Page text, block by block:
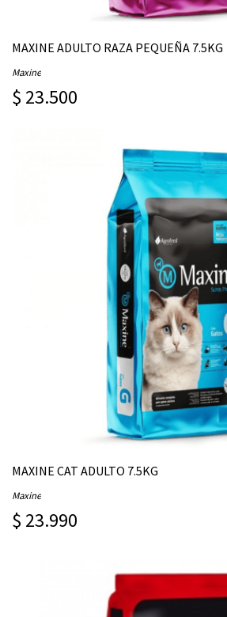
MAXINE ADULTO RAZA PEQUEÑA 7.5KG
Maxine
$ 23.500
MAXINE CAT ADULTO 7.5KG
Maxine
$ 23.990